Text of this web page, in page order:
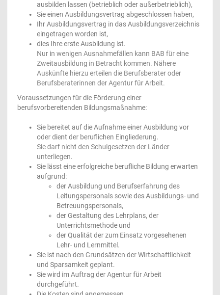
ausbilden lassen (betrieblich oder außerbetrieblich),
Sie einen Ausbildungsvertrag abgeschlossen haben,
Ihr Ausbildungsvertrag in das Ausbildungsverzeichnis
eingetragen worden ist,
dies Ihre erste Ausbildung ist.
Nur in wenigen Ausnahmefällen kann BAB für eine
Zweitausbildung in Betracht kommen. Nähere
Auskünfte hierzu erteilen die Berufsberater oder
Berufsberaterinnen der Agentur für Arbeit.
Voraussetzungen für die Förderung einer
berufsvorbereitenden Bildungsmaßnahme:
Sie bereitet auf die Aufnahme einer Ausbildung vor
oder dient der beruflichen Eingliederung.
Sie darf nicht den Schulgesetzen der Länder
unterliegen.
Sie lässt eine erfolgreiche berufliche Bildung erwarten
aufgrund:
der Ausbildung und Berufserfahrung des
Leitungspersonals sowie des Ausbildungs- und
Betreuungspersonals,
der Gestaltung des Lehrplans, der
Unterrichtsmethode und
der Qualität der zum Einsatz vorgesehenen
Lehr- und Lernmittel.
Sie ist nach den Grundsätzen der Wirtschaftlichkeit
und Sparsamkeit geplant.
Sie wird im Auftrag der Agentur für Arbeit
durchgeführt.